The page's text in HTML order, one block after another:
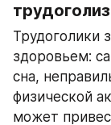
Трудоголики
здоровьем:
сна,
физической
может